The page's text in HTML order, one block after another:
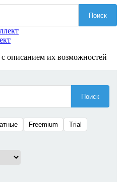
Поиск
описанием их возможностей
Поиск
Freemium
Trial